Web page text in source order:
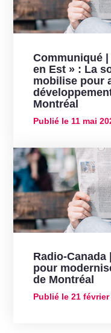
Communiqué |
en Est » : La
mobilise pour
Montréal
Publié le11 mai
Radio-Canada
pour
de Montréal
Publié le21 février